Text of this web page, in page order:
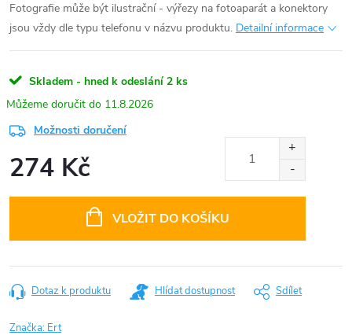
Fotografie může být ilustrační - výřezy na fotoaparát a konektory
jsou vždy dle typu telefonu v názvu produktu. Detailní informace
Skladem - hned k odeslání 2 ks
11.8.2026
Možnosti doručení
274 Kč
VLOŽIT DO KOŠÍKU
Dotaz k produktu Hlídat dostupnost Sdílet
Značka: Ert